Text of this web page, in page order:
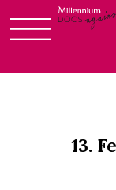
to
Login
13.